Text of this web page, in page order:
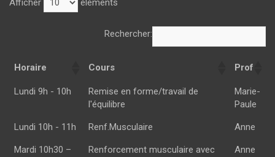
Rechercher:
Horaire Cours
Prof
Horaire
Cours Prof
Lundi 9h - 10h
Remise en forme/travail de
l'équilibre
Marie-
Paule
Lundi 10h - 11h Renf.Musculaire Anne
Mardi 10h30 –
Renforcement musculaire avec
Anne